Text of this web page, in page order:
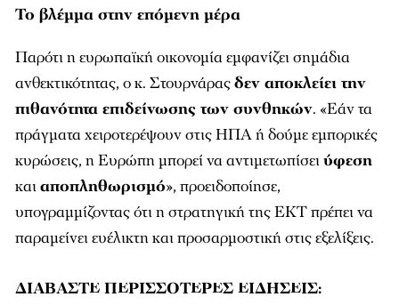
Το βλέμμα στην επόμενη μέρα
Παρότι η ευρωπαϊκή οικονομία εμφανίζει σημάδια
ανθεκτικότητας, ο κ. Στουρνάραςδεν αποκλείει την
πιθανότητα επιδείνωσης των συνθηκών. «Εάν τα
πράγματα χειροτερέψουν στις ΗΠΑ ή δούμε εμπορικές
κυρώσεις, η Ευρώπη μπορεί να αντιμετωπίσειύφεση
καιαποπληθωρισμό», προειδοποίησε,
υπογραμμίζοντας ότι η στρατηγική της ΕΚΤ πρέπει να
παραμείνει ευέλικτη και προσαρμοστική στις εξελίξεις.
ΔΙΑΒΑΣΤΕ ΠΕΡΙΣΣΟΤΕΡΕΣ ΕΙΔΗΣΕΙΣ: